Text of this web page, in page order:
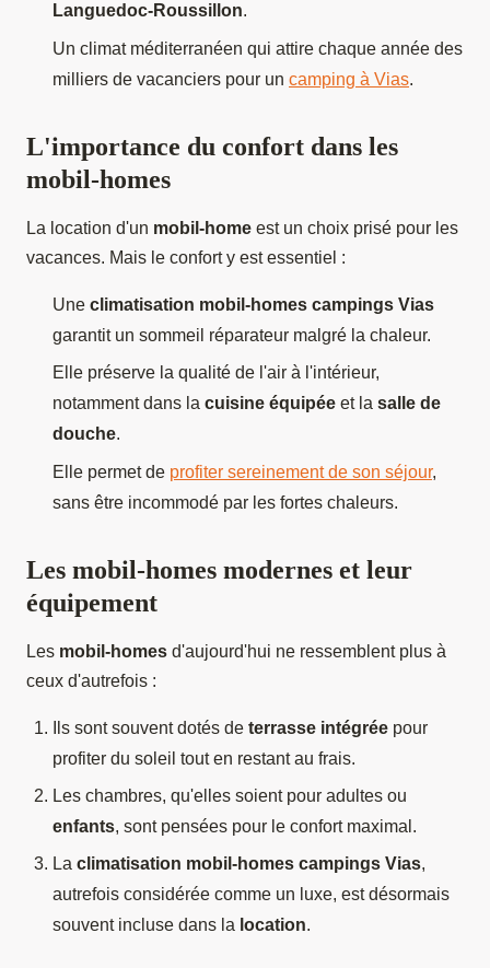
Languedoc-Roussillon.
Un climat méditerranéen qui attire chaque année des
milliers de vacanciers pour un camping à Vias.
L'importance du confort dans les
mobil-homes
La location d'un mobil-home est un choix prisé pour les
vacances. Mais le confort y est essentiel :
Une climatisation mobil-homes campings Vias
garantit un sommeil réparateur malgré la chaleur.
Elle préserve la qualité de l'air à l'intérieur,
notamment dans la cuisine équipée et la salle de
douche.
Elle permet de profiter sereinement de son séjour,
sans être incommodé par les fortes chaleurs.
Les mobil-homes modernes et leur
équipement
Les mobil-homes d'aujourd'hui ne ressemblent plus à
ceux d'autrefois :
Ils sont souvent dotés de terrasse intégrée pour
profiter du soleil tout en restant au frais.
Les chambres, qu'elles soient pour adultes ou
enfants, sont pensées pour le confort maximal.
La climatisation mobil-homes campings Vias,
autrefois considérée comme un luxe, est désormais
souvent incluse dans la location.